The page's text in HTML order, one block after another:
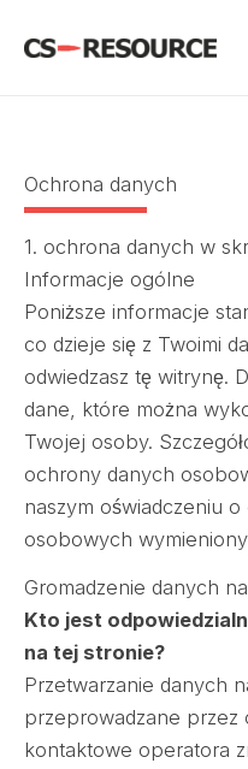
Ochrona danych
1. ochrona danych w
Informacje ogólne
Poniższe informacje
co dzieje się z Twoimi
odwiedzasz tę witrynę.
dane, które można
Twojej osoby.
ochrony danych
naszym oświadczeniu
osobowych
Gromadzenie danych
Kto jest
na tej stronie?
Przetwarzanie danych
przeprowadzane przez
kontaktowe operatora